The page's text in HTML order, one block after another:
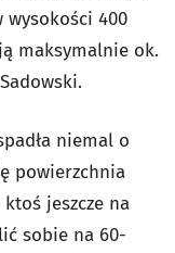
wysokości 400
maksymalnie ok.
niemal o
powierzchnia
jeszcze na
sobie na 60-